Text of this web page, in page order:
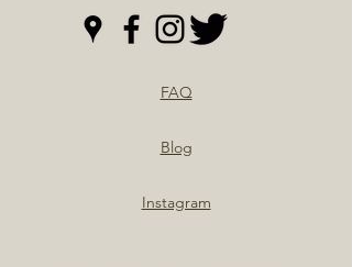
FAQ
Blog
Instagram